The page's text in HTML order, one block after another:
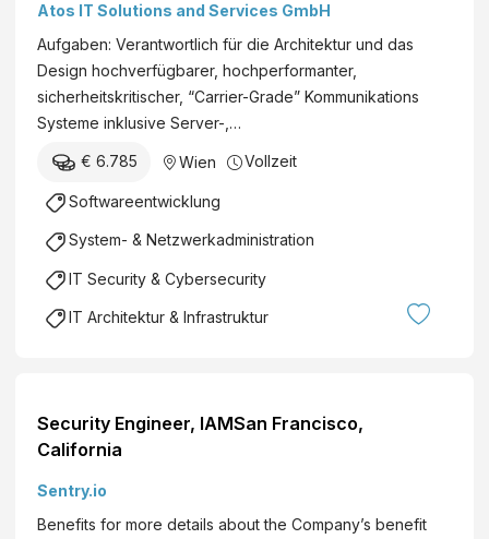
Atos IT Solutions and Services GmbH
Aufgaben: Verantwortlich für die Architektur und das
Design hochverfügbarer, hochperformanter,
sicherheitskritischer, “Carrier-Grade” Kommunikations
Systeme inklusive Server-,…
€ 6.785 Wien Vollzeit
Softwareentwicklung
System- & Netzwerkadministration
IT Security & Cybersecurity
IT Architektur & Infrastruktur
Security Engineer, IAMSan Francisco,
California
Sentry.io
Benefits for more details about the Company’s benefit